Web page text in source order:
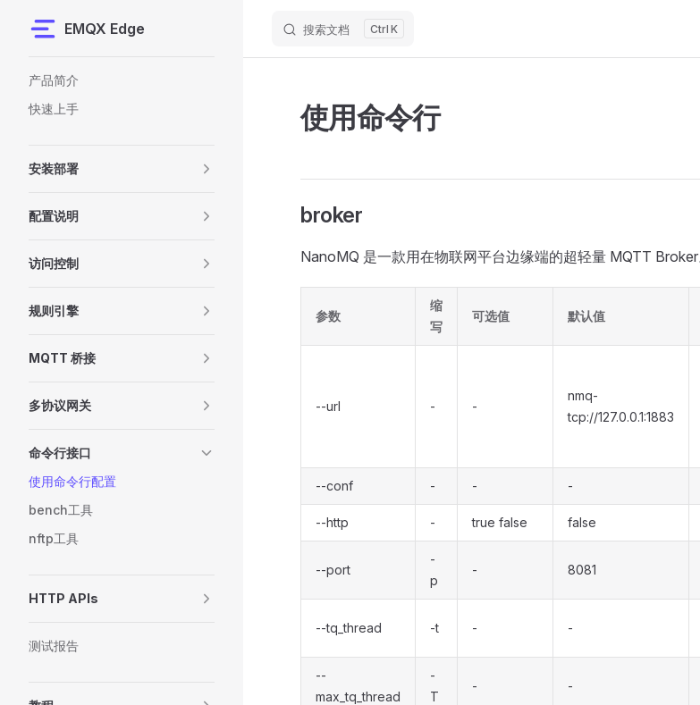
Skip to content
EMQX Edge 搜索文档 K
产品简介
快速上手
安装部署
配置说明
访问控制
规则引擎
MQTT 桥接
多协议网关
命令行接口
使用命令行配置
bench工具
nftp工具
HTTP APIs
测试报告
使用命令行
broker
NanoMQ 是一款用在物联网平台边缘端的超轻量 MQTT Broker
参数
缩
写
可选值 默认值
--url - -
nmq-
tcp://127.0.0.1:1883
--conf - - -
--http - true false false
--port
-
p
- 8081
--tq_thread -t - -
--
max_tq_thread
-
T
- -